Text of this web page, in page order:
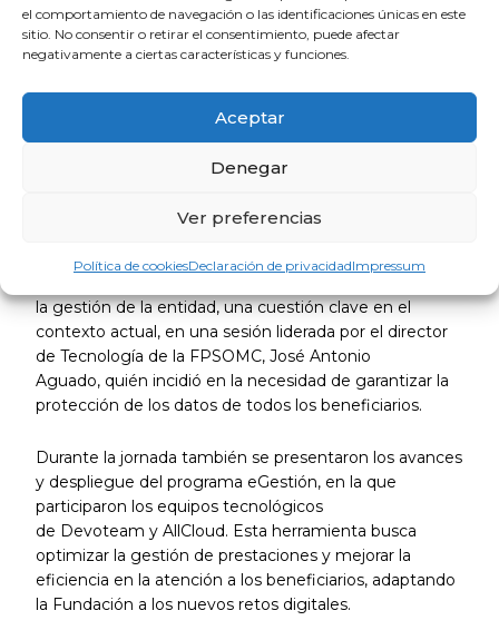
el comportamiento de navegación o las identificaciones únicas en este
sitio. No consentir o retirar el consentimiento, puede afectar
negativamente a ciertas características y funciones.
Aceptar
Denegar
Ver preferencias
Política de cookiesDeclaración de privacidadImpressum
protección de los datos especialmente sensibles de
beneficiarios y protectores, asegurando que su
tratamiento y comunicación entre la Fundación y los
También matizó que la implantación del nuevo
ordenar la información y permitir una gestión más ágil
herramienta y trasladar sus impresiones.
la gestión de la entidad, una cuestión clave en el
contexto actual, en una sesión liderada por el director
de Tecnología de la FPSOMC, José Antonio
Aguado, quién incidió en la necesidad de garantizar la
protección de los datos de todos los beneficiarios.
Durante la jornada también se presentaron los avances
y despliegue del programa eGestión, en la que
participaron los equipos tecnológicos
de Devoteam y AllCloud. Esta herramienta busca
optimizar la gestión de prestaciones y mejorar la
eficiencia en la atención a los beneficiarios, adaptando
la Fundación a los nuevos retos digitales.